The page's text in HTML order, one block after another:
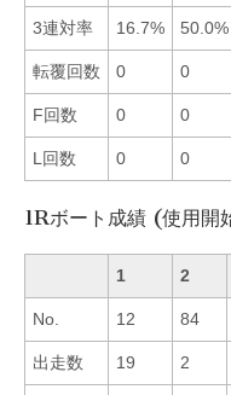
3連対率 16.7% 50.0%
転覆回数 0 0
F回数 0 0
L回数 0 0
1Rボート成績 (使用
1 2
No. 12 84
出走数 19 2